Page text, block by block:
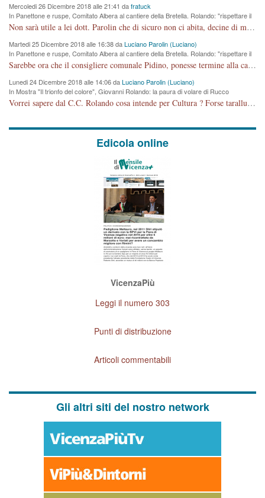
Mercoledi 26 Dicembre 2018 alle 21:41 dafratuck
In Panettone e ruspe, Comitato Albera al cantiere della Bretella. Rolando: "rispettare il
cronoprogramma"
Non sarà utile a lei dott. Parolin che di sicuro non ci abita, decine di migliaia di TIR, automobili e padroncini che passano quotidianamente per una strada appena rotabile, non è più possibile stendere i panni, attraversare la strada senza rischiare la morte, le case stanno crepando, i tempi sono cambiati e la bretella non passerà assolutamente per maddalene (ma cosa sta a dire?!), dia invece responsabilità a chi ha costruito tagliando la strada che doveva invece terminare a isola vicentina e non al moracchino lasciando Motta di Costabissara ancora in panne di traffico. I tempi sono cambiati dottore e se l'anagrafe della vita stagna nell'essere umano impressioni conservatrici, la società non le considera perchè va avanti, si industrializza e ha bisogno di infrastrutture e di sviluppo. Ultima considerazione, se è geloso di Rolando perchè vede in lui solo campagne politiche mentre si difendono i SOLI diritti dei cittadini, la preghiamo faccia considerazioni più appropriate. Saluti e complimenti per i suoi scritti.
Martedi 25 Dicembre 2018 alle 16:38 daLuciano Parolin (Luciano)
In Panettone e ruspe, Comitato Albera al cantiere della Bretella. Rolando: "rispettare il
cronoprogramma"
Sarebbe ora che il consigliere comunale Pidino, ponesse termine alla campagna elettorale nel territorio del suo seggio Villaggio del Sole. La tiraca è iniziata, distruggerà 6 km di prateria ovest della città, ricca di fonti e sorgenti d'acqua. I cittadini di Maddalene non avranno più Pace la notte. Molta colpa per la costruzione di questa Strada è proprio del signor Rolando,dei suoi gazebo mobili e che vuol far passare questa opera VANDALICA come progetto "utile" a chi ? Non è cosa seria sig. Rolando!
Lunedi 24 Dicembre 2018 alle 14:06 daLuciano Parolin (Luciano)
In Mostra "Il trionfo del colore", Giovanni Rolando: la paura di volare di Rucco
Vorrei sapere dal C.C. Rolando cosa intende per Cultura ? Forse tarallucci, vino e sagre, o spaghetti tricolori del PD ? Il continuo (s)parlare della mostra a Palazzo Chiericati caro consigliere DANNEGGIA FORTEMENTE l'immagine della città TUTTA e fa deviare i consensi che in RUSSIA (badi bene ex U.R.S.S.) sono ECCELLENTI. A livello artistico l'evento è di alta Valenza culturale, COMPITO di Tutta la Cittadinanza fare il possibile per propagandare l'iniziativa senza farne UN CASO PARTITICO come fa Lei da sempre. Meno Gazebo + Partecipazione! E così sia. Amen.
Edicola online
VicenzaPiù
Leggi il numero 303
Punti di distribuzione
Articoli commentabili
Gli altri siti del nostro network